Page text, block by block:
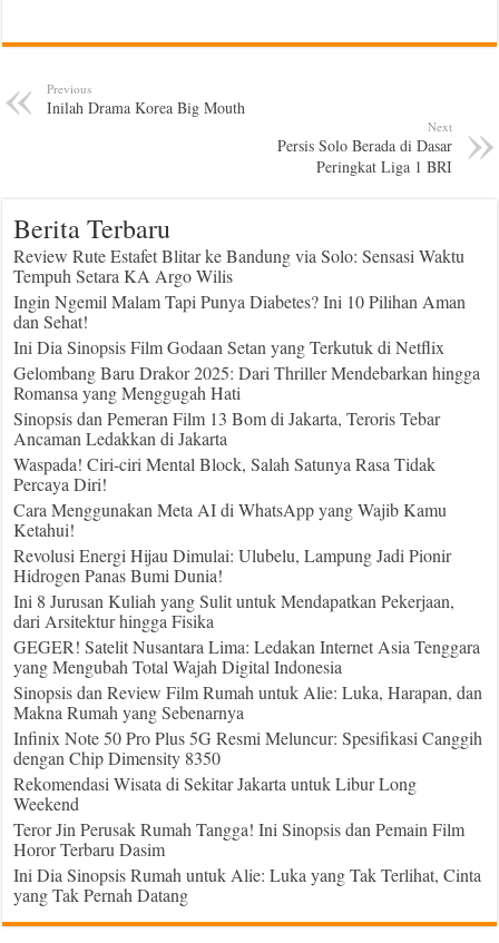
Previous
Inilah Drama Korea Big Mouth
Next
Persis Solo Berada di Dasar
Peringkat Liga 1 BRI
Berita Terbaru
Review Rute Estafet Blitar ke Bandung via Solo: Sensasi Waktu
Tempuh Setara KA Argo Wilis
Ingin Ngemil Malam Tapi Punya Diabetes? Ini 10 Pilihan Aman
dan Sehat!
Ini Dia Sinopsis Film Godaan Setan yang Terkutuk di Netflix
Gelombang Baru Drakor 2025: Dari Thriller Mendebarkan hingga
Romansa yang Menggugah Hati
Sinopsis dan Pemeran Film 13 Bom di Jakarta, Teroris Tebar
Ancaman Ledakkan di Jakarta
Waspada! Ciri-ciri Mental Block, Salah Satunya Rasa Tidak
Percaya Diri!
Cara Menggunakan Meta AI di WhatsApp yang Wajib Kamu
Ketahui!
Revolusi Energi Hijau Dimulai: Ulubelu, Lampung Jadi Pionir
Hidrogen Panas Bumi Dunia!
Ini 8 Jurusan Kuliah yang Sulit untuk Mendapatkan Pekerjaan,
dari Arsitektur hingga Fisika
GEGER! Satelit Nusantara Lima: Ledakan Internet Asia Tenggara
yang Mengubah Total Wajah Digital Indonesia
Sinopsis dan Review Film Rumah untuk Alie: Luka, Harapan, dan
Makna Rumah yang Sebenarnya
Infinix Note 50 Pro Plus 5G Resmi Meluncur: Spesifikasi Canggih
dengan Chip Dimensity 8350
Rekomendasi Wisata di Sekitar Jakarta untuk Libur Long
Weekend
Teror Jin Perusak Rumah Tangga! Ini Sinopsis dan Pemain Film
Horor Terbaru Dasim
Ini Dia Sinopsis Rumah untuk Alie: Luka yang Tak Terlihat, Cinta
yang Tak Pernah Datang